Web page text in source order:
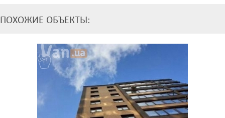
ПОХОЖИЕ ОБЪЕКТЫ: